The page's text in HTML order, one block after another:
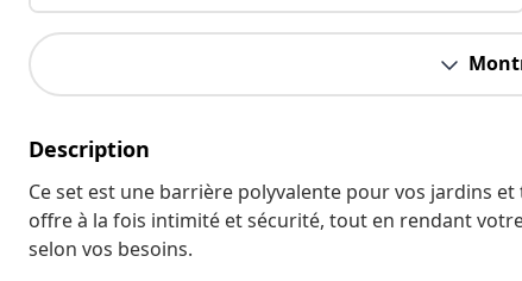
Description
Ce set est une barrière polyvalente pour vos jardins
offre à la fois intimité et sécurité, tout en rendant
selon vos besoins.